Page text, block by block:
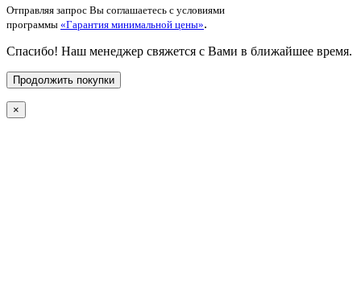
Отправляя запрос Вы соглашаетесь с условиями
программы «Гарантия минимальной цены».
Спасибо! Наш менеджер свяжется с Вами в ближайшее время.
Продолжить покупки
×